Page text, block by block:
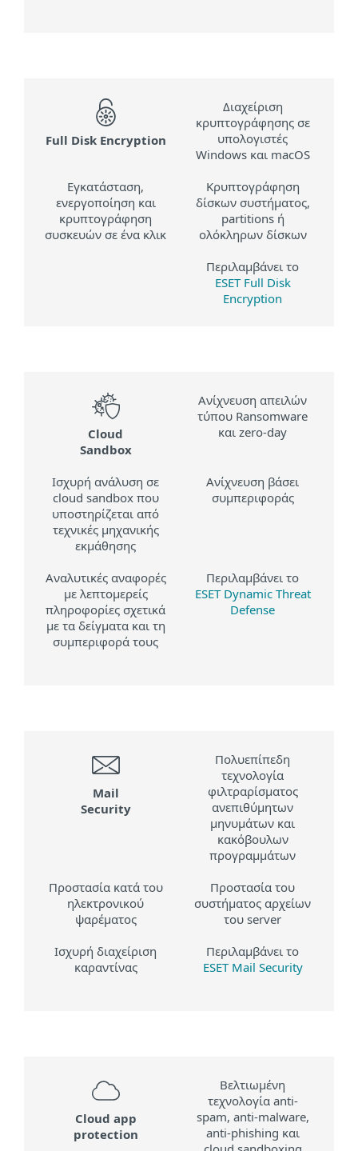
Full Disk Encryption
Διαχείριση
κρυπτογράφησης σε
υπολογιστές
Windows και macOS
Εγκατάσταση,
ενεργοποίηση και
κρυπτογράφηση
συσκευών σε ένα κλικ
Κρυπτογράφηση
δίσκων συστήματος,
partitions ή
ολόκληρων δίσκων
Περιλαμβάνει το
ESET Full Disk
Encryption
Cloud
Sandbox
Ανίχνευση απειλών
τύπου Ransomware
και zero-day
Ισχυρή ανάλυση σε
cloud sandbox που
υποστηρίζεται από
τεχνικές μηχανικής
εκμάθησης
Ανίχνευση βάσει
συμπεριφοράς
Αναλυτικές αναφορές
με λεπτομερείς
πληροφορίες σχετικά
με τα δείγματα και τη
συμπεριφορά τους
Περιλαμβάνει το
ESET Dynamic Threat
Defense
Mail
Security
Πολυεπίπεδη
τεχνολογία
φιλτραρίσματος
ανεπιθύμητων
μηνυμάτων και
κακόβουλων
προγραμμάτων
Προστασία κατά του
ηλεκτρονικού
ψαρέματος
Προστασία του
συστήματος αρχείων
του server
Ισχυρή διαχείριση
καραντίνας
Περιλαμβάνει το
ESET Mail Security
Cloud app
protection
Βελτιωμένη
τεχνολογία anti-
spam, anti-malware,
anti-phishing και